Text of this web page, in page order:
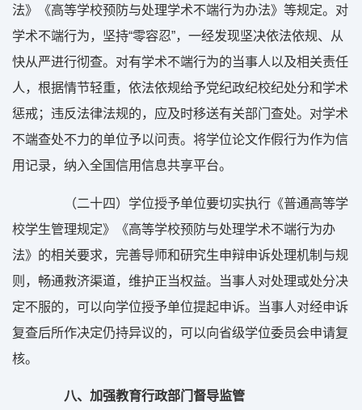
法》《高等学校预防与处理学术不端行为办法》等规定。对
学术不端行为，坚持“零容忍”，一经发现坚决依法依规、从
快从严进行彻查。对有学术不端行为的当事人以及相关责任
人，根据情节轻重，依法依规给予党纪政纪校纪处分和学术
惩戒；违反法律法规的，应及时移送有关部门查处。对学术
不端查处不力的单位予以问责。将学位论文作假行为作为信
用记录，纳入全国信用信息共享平台。
（二十四）学位授予单位要切实执行《普通高等学
校学生管理规定》《高等学校预防与处理学术不端行为办
法》的相关要求，完善导师和研究生申辩申诉处理机制与规
则，畅通救济渠道，维护正当权益。当事人对处理或处分决
定不服的，可以向学位授予单位提起申诉。当事人对经申诉
复查后所作决定仍持异议的，可以向省级学位委员会申请复
核。
八、加强教育行政部门督导监管